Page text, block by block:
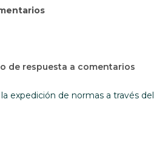
de respuesta a comentarios
expedición de normas a través del